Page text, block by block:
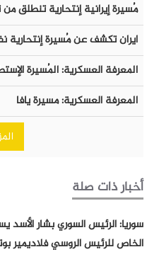
مُسيرة إيرانية إنتحارية تنطلق
ايران تكشف عن مُسيرة إنتحارية نفاثة
المعرفة العسكرية: المُسيرة
المعرفة العسكرية: مسيرة يافا
أخبار ذات صلة
سوريا: الرئيس السوري بشار الأسد
الخاص للرئيس الروسي فلاديمير